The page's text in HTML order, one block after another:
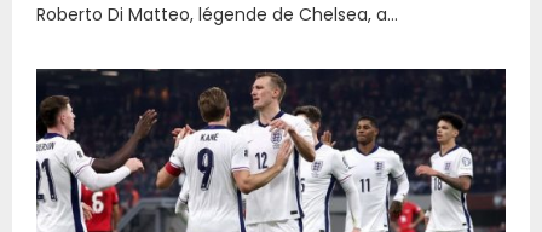
Roberto Di Matteo, légende de Chelsea, a...